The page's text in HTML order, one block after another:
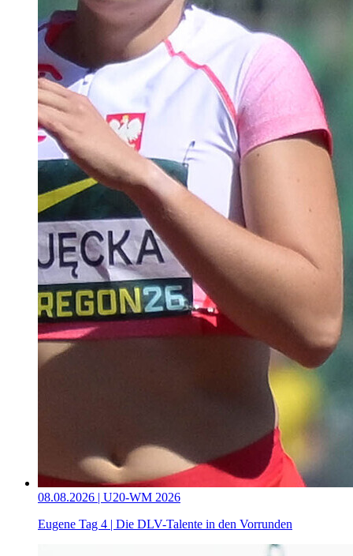
08.08.2026 | U20-WM 2026
Eugene Tag 4 | Die DLV-Talente in den Vorrunden